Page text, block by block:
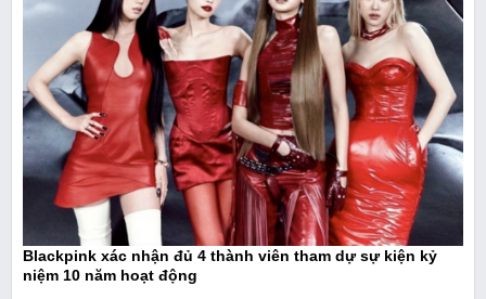
Blackpink xác nhận đủ 4 thành viên tham dự sự kiện kỷ
niệm 10 năm hoạt động